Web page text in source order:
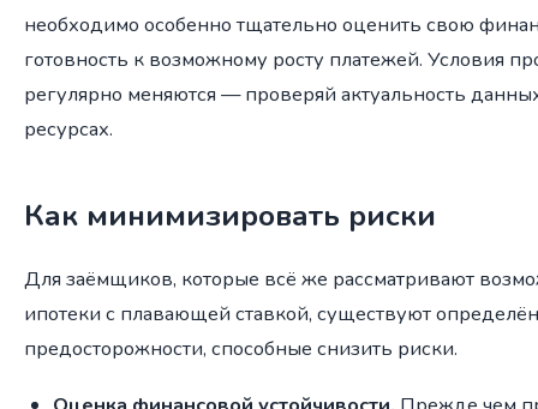
необходимо особенно тщательно оценить свою
готовность к возможному росту платежей. Условия
регулярно меняются — проверяй актуальность
ресурсах.
Как минимизировать риски
Для заёмщиков, которые всё же рассматривают
ипотеки с плавающей ставкой, существуют
предосторожности, способные снизить риски.